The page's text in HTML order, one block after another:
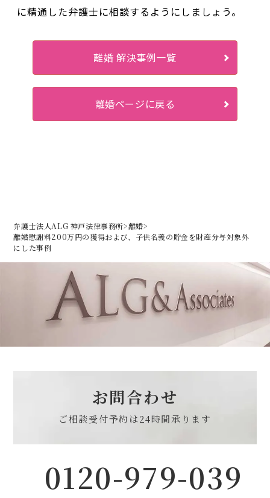
に精通した弁護士に相談するようにしましょう。
離婚 解決事例一覧
離婚ページに戻る
弁護士法人ALG 神戸法律事務所>離婚>
離婚慰謝料200万円の獲得および、子供名義の貯金を財産分与対象外
にした事例
お問合わせ
ご相談受付予約は24時間承ります
0120-979-039